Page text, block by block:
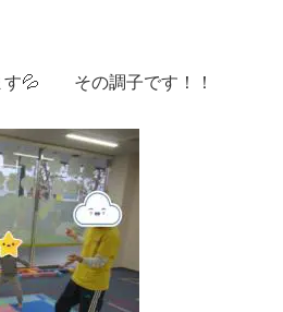
す💦 その調子です！！